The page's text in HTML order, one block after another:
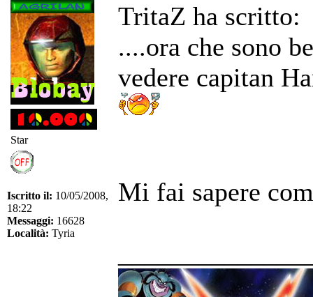
Star
Iscritto il: 10/05/2008,
18:22
Messaggi: 16628
Località: Tyria
TritaZ ha scritto:
....ora che sono
vedere capitan
Mi fai sapere